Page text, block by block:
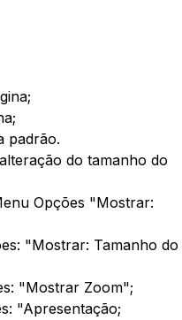
padrão.
do tamanho do
Opções "Mostrar:
"Mostrar: Tamanho do
"Mostrar Zoom";
"Apresentação;